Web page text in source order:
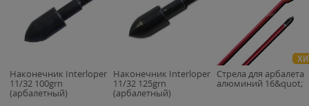
Наконечник Interloper
11/32 100grn
(арбалетный)
Наконечник Interloper
11/32 125grn
(арбалетный)
Стрела для арбалета
алюминий 16&quot;